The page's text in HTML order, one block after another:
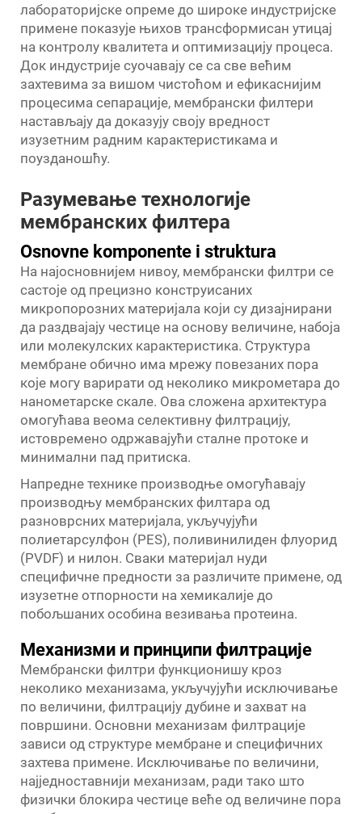
лабораторијске опреме до широке индустријске
примене показује њихов трансформисан утицај
на контролу квалитета и оптимизацију процеса.
Док индустрије суочавају се са све већим
захтевима за вишом чистоћом и ефикаснијим
процесима сепарације, мембрански филтери
настављају да доказују своју вредност
изузетним радним карактеристикама и
поузданошћу.
Разумевање технологије
мембранских филтера
Osnovne komponente i struktura
На најосновнијем нивоу, мембрански филтри се
састоје од прецизно конструисаних
микропорозних материјала који су дизајнирани
да раздвајају честице на основу величине, набоја
или молекулских карактеристика. Структура
мембране обично има мрежу повезаних пора
које могу варирати од неколико микрометара до
нанометарске скале. Ова сложена архитектура
омогућава веома селективну филтрацију,
истовремено одржавајући сталне протоке и
минимални пад притиска.
Напредне технике производње омогућавају
производњу мембранских филтара од
разноврсних материјала, укључујући
полиетарсулфон (PES), поливинилиден флуорид
(PVDF) и нилон. Сваки материјал нуди
специфичне предности за различите примене, од
изузетне отпорности на хемикалије до
побољшаних особина везивања протеина.
Механизми и принципи филтрације
Мембрански филтри функционишу кроз
неколико механизама, укључујући исключивање
по величини, филтрацију дубине и захват на
површини. Основни механизам филтрације
зависи од структуре мембране и специфичних
захтева примене. Исключивање по величини,
најједноставнији механизам, ради тако што
физички блокира честице веће од величине пора